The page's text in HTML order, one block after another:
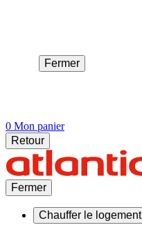
Fermer
0 Mon panier
Retour
Fermer
Chauffer le logement